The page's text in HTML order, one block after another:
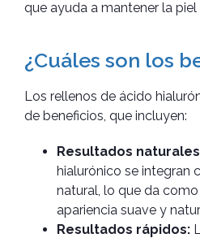
que ayuda a mantener la piel
¿Cuáles son los
Los rellenos de ácido
de beneficios, que incluyen:
Resultados
hialurónico se integran
natural, lo que da
apariencia suave y
Resultados rápidos: